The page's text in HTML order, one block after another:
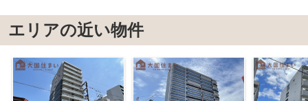
エリアの近い物件